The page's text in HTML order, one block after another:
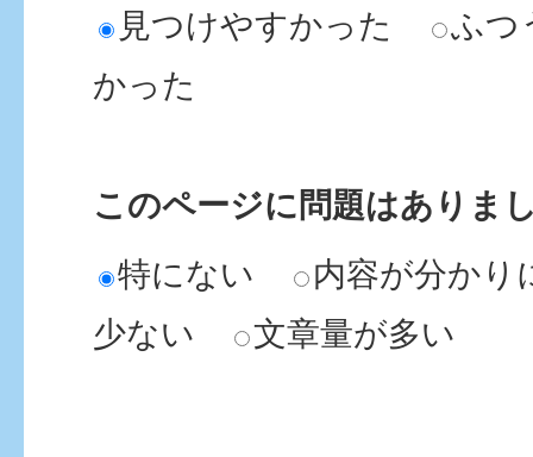
見つけやすかった
ふつ
かった
このページに問題はありま
特にない
内容が分かり
少ない
文章量が多い